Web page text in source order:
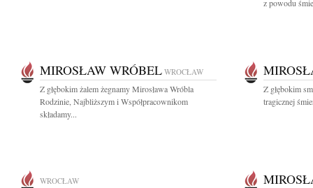
z powodu
MIROSŁAW WRÓBEL WROCŁAW
Z głębokim żalem żegnamy Mirosława Wróbla
Rodzinie, Najbliższym i Współpracownikom
składamy...
Z głębokim
tragicznej
WROCŁAW